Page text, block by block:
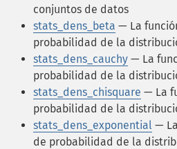
conjuntos de datos
stats_dens_beta — La
probabilidad de la
stats_dens_cauchy — La
probabilidad de la
stats_dens_chisquare — La
probabilidad de la
stats_dens_exponential —
de probabilidad de la